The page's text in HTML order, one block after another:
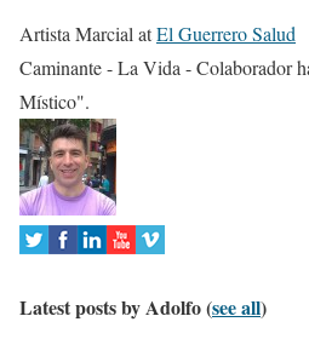
t
w
o
t
a
Artista MarcialatEl Guerrero Salud
Caminante - La Vida - Colaborador
Místico".
Latest posts by Adolfo(see all)